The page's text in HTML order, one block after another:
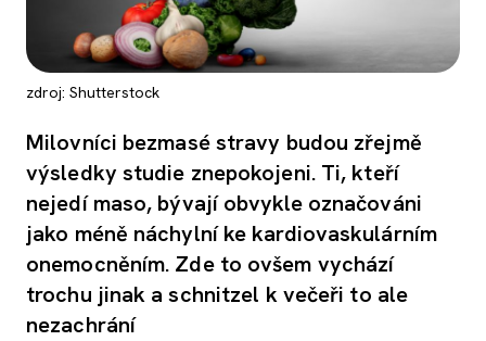
zdroj: Shutterstock
Milovníci bezmasé stravy budou zřejmě
výsledky studie znepokojeni. Ti, kteří
nejedí maso, bývají obvykle označováni
jako méně náchylní ke kardiovaskulárním
onemocněním. Zde to ovšem vychází
trochu jinak a schnitzel k večeři to ale
nezachrání